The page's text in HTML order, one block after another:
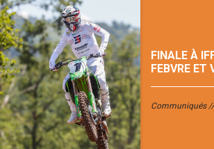
FINALE À
FEBVRE ET
Communiqués